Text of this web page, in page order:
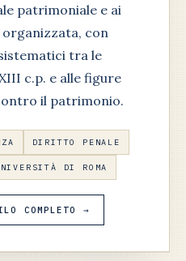
patrimoniale e ai
con
tra le
c.p. e alle figure
il patrimonio.
DIRITTO PENALE
DI ROMA
COMPLETO →